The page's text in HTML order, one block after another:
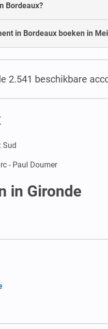
Bordeaux?
in Bordeaux boeken in
2.541 beschikbare
Sud
- Paul Doumer
in Gironde